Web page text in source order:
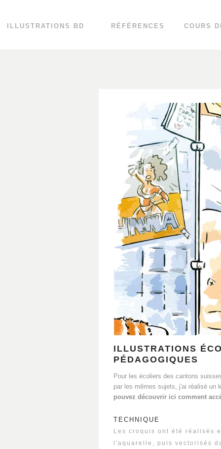
RÉFÉRENCES COURS
ILLUSTRATIONS BD
1480 932
ILLUSTRATIONS
PÉDAGOGIQUES
Pour les écoliers des cantons
par les mêmes sujets, j'ai réalisé un
pouvez découvrir ici comment
TECHNIQUE
Les croquis ont été réalisés
l'aquarelle, puis vectorisés